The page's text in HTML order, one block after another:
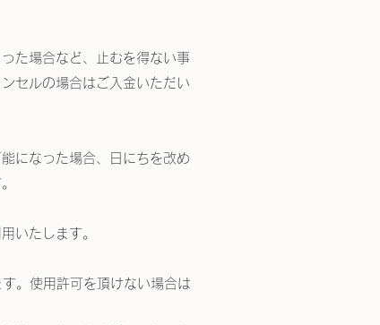
た場合など、止むを得ない事
セルの場合はご入金いただい
になった場合、日にちを改め
いたします。
。使用許可を頂けない場合は